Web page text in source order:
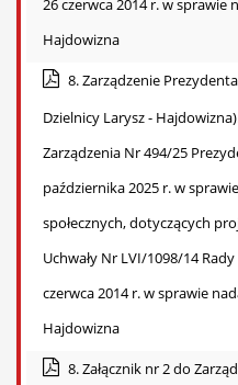
26 czerwca 2014 r. w
Hajdowizna
8. Zarządzenie
Dzielnicy Larysz -
Zarządzenia Nr 494/25
października 2025 r. w
społecznych, dotyczących
Uchwały Nr LVI/1098/14
czerwca 2014 r. w sprawie
Hajdowizna
8. Załącznik nr 2 do